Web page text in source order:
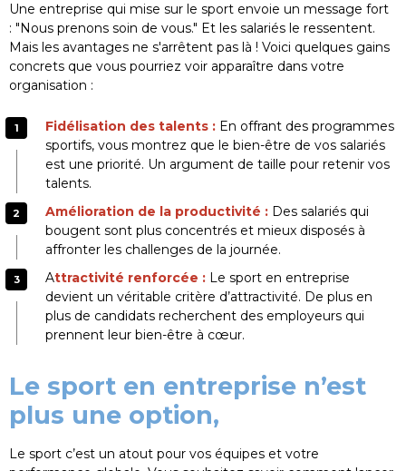
Une entreprise qui mise sur le sport envoie un message fort
: "Nous prenons soin de vous." Et les salariés le ressentent.
Mais les avantages ne s'arrêtent pas là ! Voici quelques gains
concrets que vous pourriez voir apparaître dans votre
organisation :
Fidélisation des talents : En offrant des programmes
sportifs, vous montrez que le bien-être de vos salariés
est une priorité. Un argument de taille pour retenir vos
talents.
Amélioration de la productivité : Des salariés qui
bougent sont plus concentrés et mieux disposés à
affronter les challenges de la journée.
Attractivité renforcée : Le sport en entreprise
devient un véritable critère d’attractivité. De plus en
plus de candidats recherchent des employeurs qui
prennent leur bien-être à cœur.
Le sport en entreprise n’est
plus une option,
Le sport c’est un atout pour vos équipes et votre
ASSISTANT RH